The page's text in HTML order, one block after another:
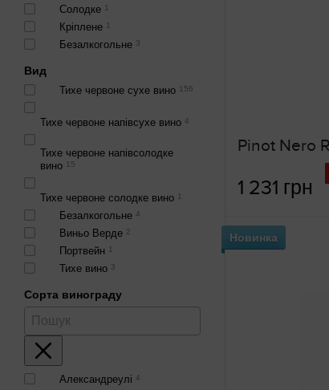
1 231 грн
Новинка
Солодке 1
Кріплене 1
Безалкогольне 3
Вид
Тихе червоне сухе вино 156
Тихе червоне напівсухе вино 4
Тихе червоне напівсолодке
вино 15
Тихе червоне солодке вино 1
Безалкогольне 4
Виньо Верде 2
Портвейн 1
Тихе вино 3
Сорта винограду
Александреулі 4